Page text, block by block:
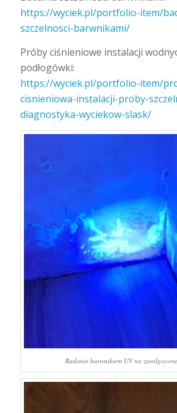
https://wyciek.pl/portfolio-item/
szczelnosci-barwnikami/
Próby ciśnieniowe instalacji
podłogówki:
https://wyciek.pl/portfolio-item/
cisnieniowa-instalacji-proby-
diagnostyka-wyciekow-slask/
Badanie barwnikiem UV na